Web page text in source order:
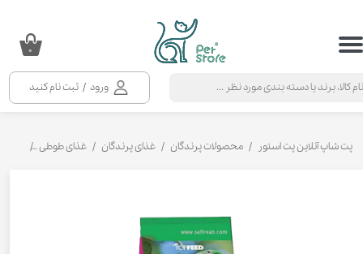
ورود / ثبت نام کنید
حساب کاربری من
خروج از حساب کاربری
۰
پت شاپ آنلاین پت استور محصولات پرندگان غذای پرندگان غذای طوطی